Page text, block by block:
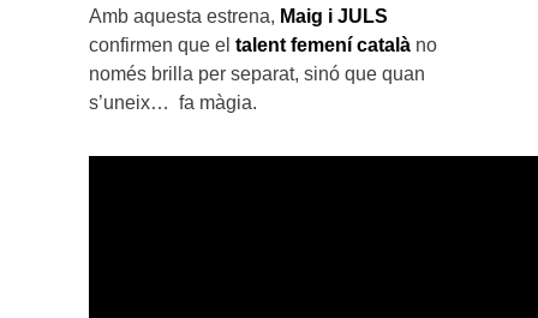
Amb aquesta estrena, Maig i JULS
confirmen que el talent femení català no
només brilla per separat, sinó que quan
s’uneix… fa màgia.